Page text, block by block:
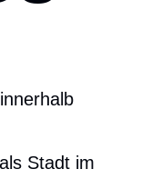
Stadt im